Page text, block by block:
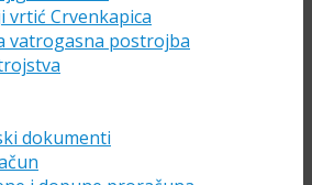
vrtić Crvenkapica
vatrogasna postrojba
dokumenti